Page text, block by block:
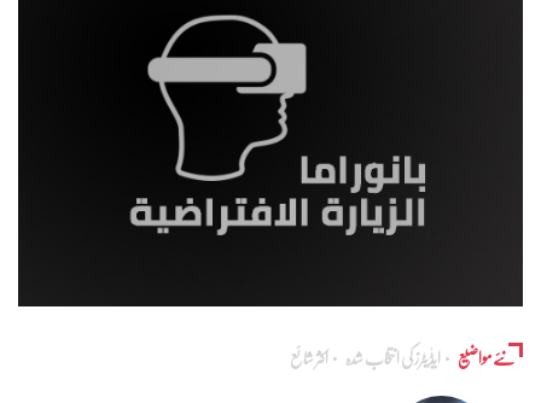
نئے مواضیع ایڈٰیٹرز کی انتخاب شدہ اکثر شائع